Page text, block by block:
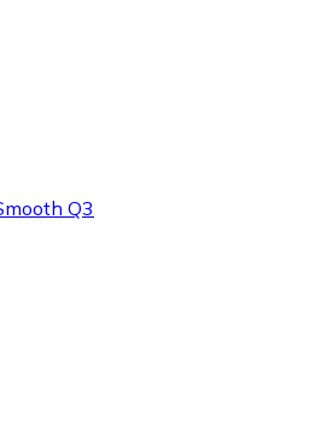
Q3